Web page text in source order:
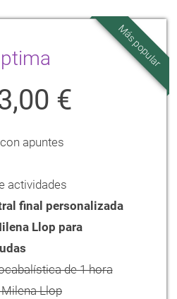
Más popular
€
apuntes
actividades
final personalizada
Llop para
de 1 hora
Llop